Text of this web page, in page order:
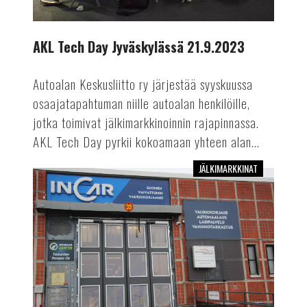
AKL Tech Day Jyväskylässä 21.9.2023
Autoalan Keskusliitto ry järjestää syyskuussa
osaajatapahtuman niille autoalan henkilöille,
jotka toimivat jälkimarkkinoinnin rajapinnassa.
AKL Tech Day pyrkii kokoamaan yhteen alan...
InCar
ja
Vihreät
osat:
yhteistyössä
mahdollisuuksia
JÄLKIMARKKINAT